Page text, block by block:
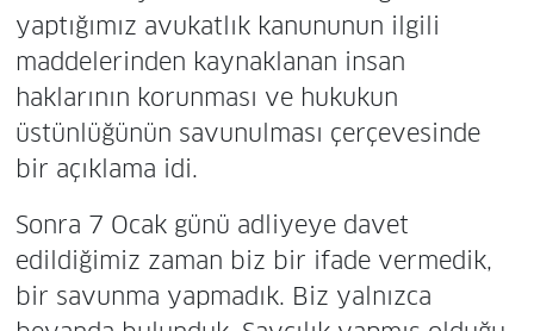
yaptığımız avukatlık kanununun ilgili
maddelerinden kaynaklanan insan
haklarının korunması ve hukukun
üstünlüğünün savunulması çerçevesinde
bir açıklama idi.
Sonra 7 Ocak günü adliyeye davet
edildiğimiz zaman biz bir ifade vermedik,
bir savunma yapmadık. Biz yalnızca